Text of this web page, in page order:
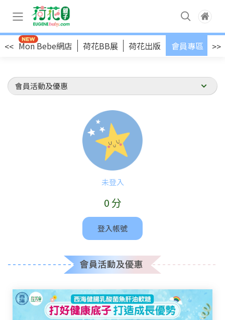
<< Mon Bebe網店 荷花BB展 荷花出版 會員專區 >>
未登入
0 分
登入帳號